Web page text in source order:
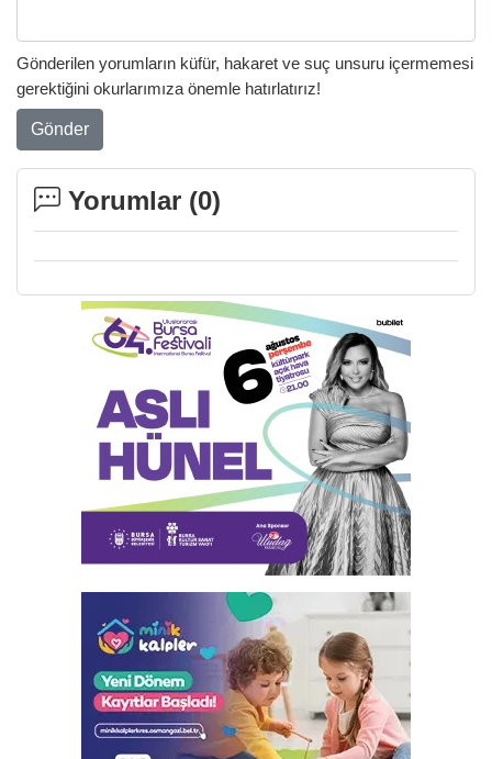
Gönderilen yorumların küfür, hakaret ve suç unsuru içermemesi
gerektiğini okurlarımıza önemle hatırlatırız!
Gönder
Yorumlar (0)